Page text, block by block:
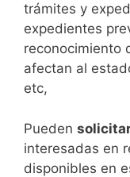
trámites y
expedientes
reconocimiento
afectan al
etc,
​Pueden
interesadas en
disponibles en